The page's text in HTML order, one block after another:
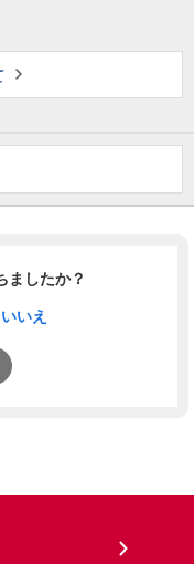
ましたか？
いいえ